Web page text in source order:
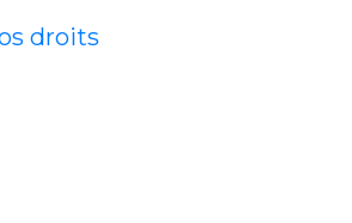
droits